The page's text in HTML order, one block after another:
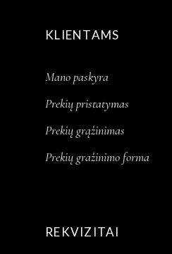
KLIENTAMS
Mano paskyra
Prekių pristatymas
Prekių grąžinimas
Prekių gražinimo forma
REKVIZITAI